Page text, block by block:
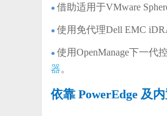
●借助适用于VMware
●使用免代理Dell EMC
●使用OpenManage下一代
器。
依靠 PowerEdge 及